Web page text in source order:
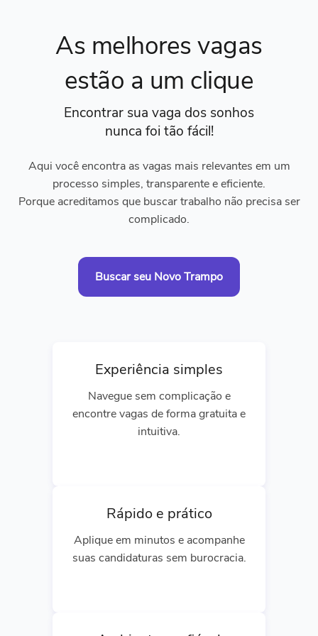
As melhores vagas
estão a um clique
Encontrar sua vaga dos sonhos
nunca foi tão fácil!
Aqui você encontra as vagas mais relevantes em um
processo simples, transparente e eficiente.
Porque acreditamos que buscar trabalho não precisa ser
complicado.
Buscar seu Novo Trampo
Experiência simples
Navegue sem complicação e
encontre vagas de forma gratuita e
intuitiva.
Rápido e prático
Aplique em minutos e acompanhe
suas candidaturas sem burocracia.